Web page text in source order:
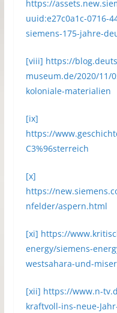
https://
uuid:e27c0a1c-0716-
siemens-175-jahre-
[viii] https://
museum.de/2020/11/
koloniale-materialien
[ix]
https://
C3%96sterreich
[x]
https://
nfelder/aspern.html
[xi] https://
energy/siemens-
westsahara-und-
[xii] https://www.n-
kraftvoll-ins-neue-